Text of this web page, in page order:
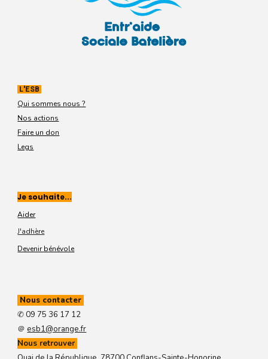
L'ESB
Qui sommes nous ?
Nos actions
Faire un don
Legs
Je souhaite...
Aider
J'adhère
Devenir bénévole
Nous contacter
✆ 09 75 36 17 12
＠esb1@orange.fr
Nous retrouver